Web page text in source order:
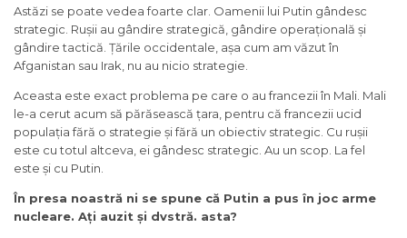
Astăzi se poate vedea foarte clar. Oamenii lui Putin gândesc
strategic. Rușii au gândire strategică, gândire operațională și
gândire tactică. Țările occidentale, așa cum am văzut în
Afganistan sau Irak, nu au nicio strategie.
Aceasta este exact problema pe care o au francezii în Mali. Mali
le-a cerut acum să părăsească țara, pentru că francezii ucid
populația fără o strategie și fără un obiectiv strategic. Cu rușii
este cu totul altceva, ei gândesc strategic. Au un scop. La fel
este și cu Putin.
În presa noastră ni se spune că Putin a pus în joc arme
nucleare. Ați auzit și dvstră. asta?